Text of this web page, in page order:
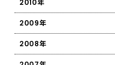
2010年
2009年
2008年